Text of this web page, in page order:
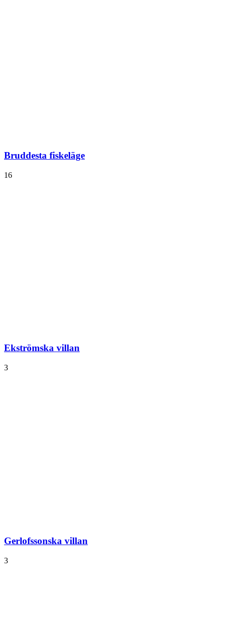
Bruddesta fiskeläge
16
Ekströmska villan
3
Gerlofssonska villan
3